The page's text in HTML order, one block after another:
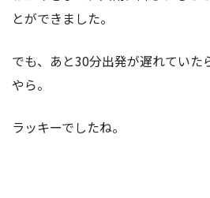
とができました。
でも、あと30分出発が遅れていた
やら。
ラッキーでしたね。